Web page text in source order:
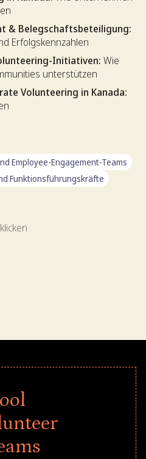
& Belegschaftsbeteiligung:
Erfolgskennzahlen
Initiativen: Wie
unterstützen
Volunteering in Kanada:
Employee-Engagement-Teams
Funktionsführungskräfte